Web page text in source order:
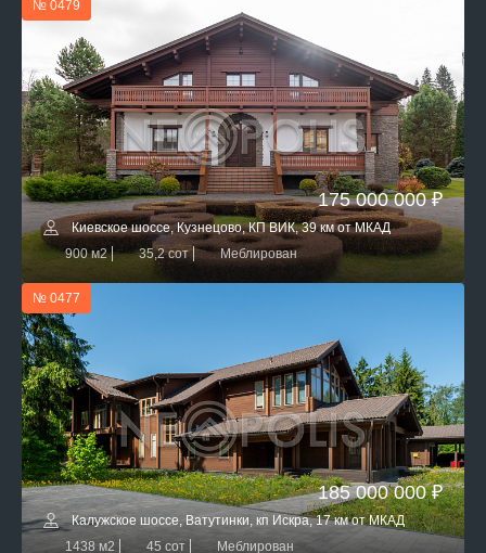
№ 0479
175 000 000 ₽
Киевское шоссе, Кузнецово, КП ВИК, 39 км от МКАД
900 м2
35,2 сот Меблирован
№ 0477
185 000 000 ₽
Калужское шоссе, Ватутинки, кп Искра, 17 км от МКАД
1438 м2
45 сот Меблирован